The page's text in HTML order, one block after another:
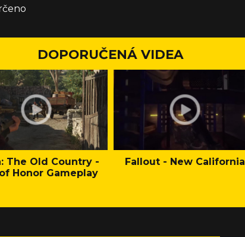
DOPORUČENÁ VIDEA
The Old Country -
Honor Gameplay
Fallout - New California